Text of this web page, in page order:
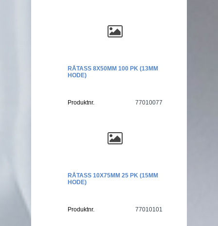
RÅTASS 8X50MM 100 PK (13MM
HODE)
Produktnr. 77010077
RÅTASS 10X75MM 25 PK (15MM
HODE)
Produktnr. 77010101